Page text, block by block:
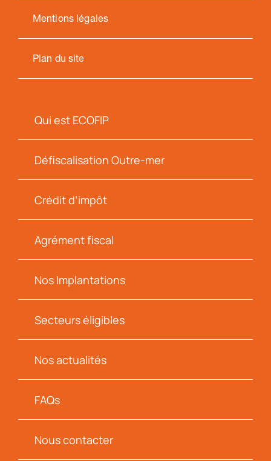
Mentions légales
Plan du site
Qui est ECOFIP
Défiscalisation Outre-mer
Crédit d’impôt
Agrément fiscal
Nos Implantations
Secteurs éligibles
Nos actualités
FAQs
Nous contacter